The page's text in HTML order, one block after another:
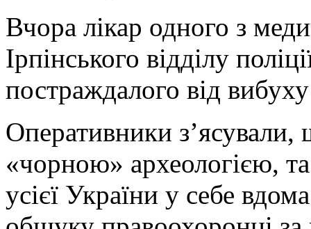
Вчора лікар одного з
Ірпінського відділу
постраждалого від
Оперативники з’ясували,
«чорною» археологією,
усієї України у себе